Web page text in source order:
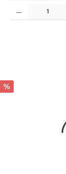
Produkt Anzahl: Gib den
%